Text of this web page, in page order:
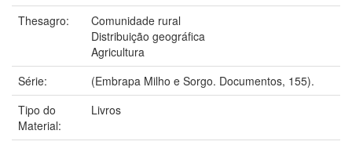
Thesagro:
Comunidade rural
Distribuição geográfica
Agricultura
Série:
(Embrapa Milho e Sorgo. Documentos, 155).
Tipo do
Material:
Livros